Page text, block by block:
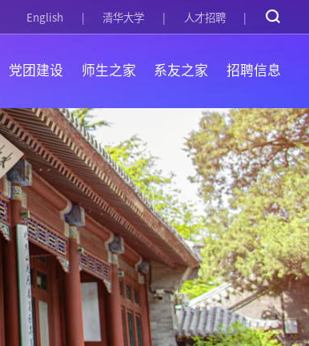
English 清华大学 人才招聘
党团建设 师生之家 系友之家 招聘信息